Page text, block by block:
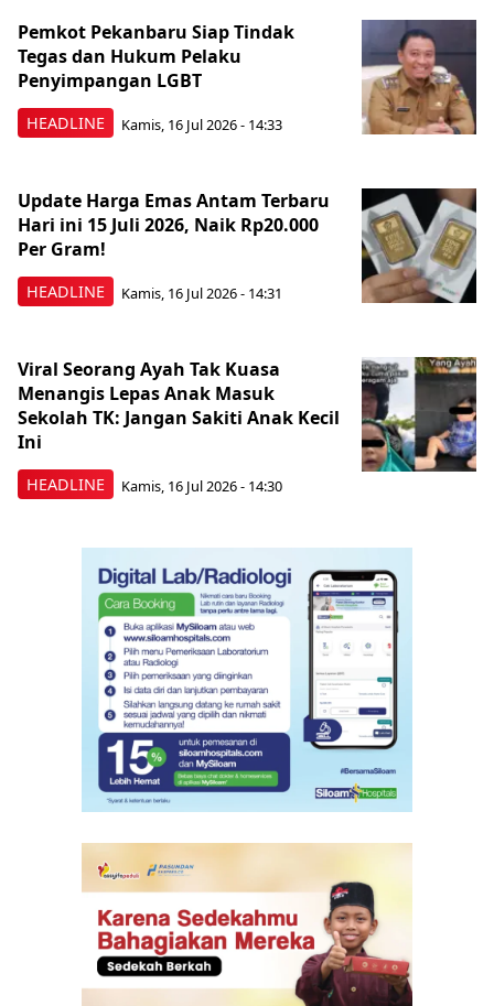
HEADLINE
Pemkot Pekanbaru Siap Tindak
Tegas dan Hukum Pelaku
Penyimpangan LGBT
Kamis, 16 Jul 2026 - 14:33
HEADLINE
Update Harga Emas Antam Terbaru
Hari ini 15 Juli 2026, Naik Rp20.000
Per Gram!
Kamis, 16 Jul 2026 - 14:31
HEADLINE
Viral Seorang Ayah Tak Kuasa
Menangis Lepas Anak Masuk
Sekolah TK: Jangan Sakiti Anak Kecil
Ini
Kamis, 16 Jul 2026 - 14:30